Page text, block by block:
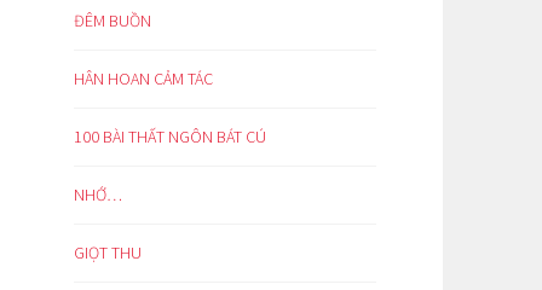
ĐÊM BUỒN
HÂN HOAN CẢM TÁC
100 BÀI THẤT NGÔN BÁT CÚ
NHỚ…
GIỌT THU